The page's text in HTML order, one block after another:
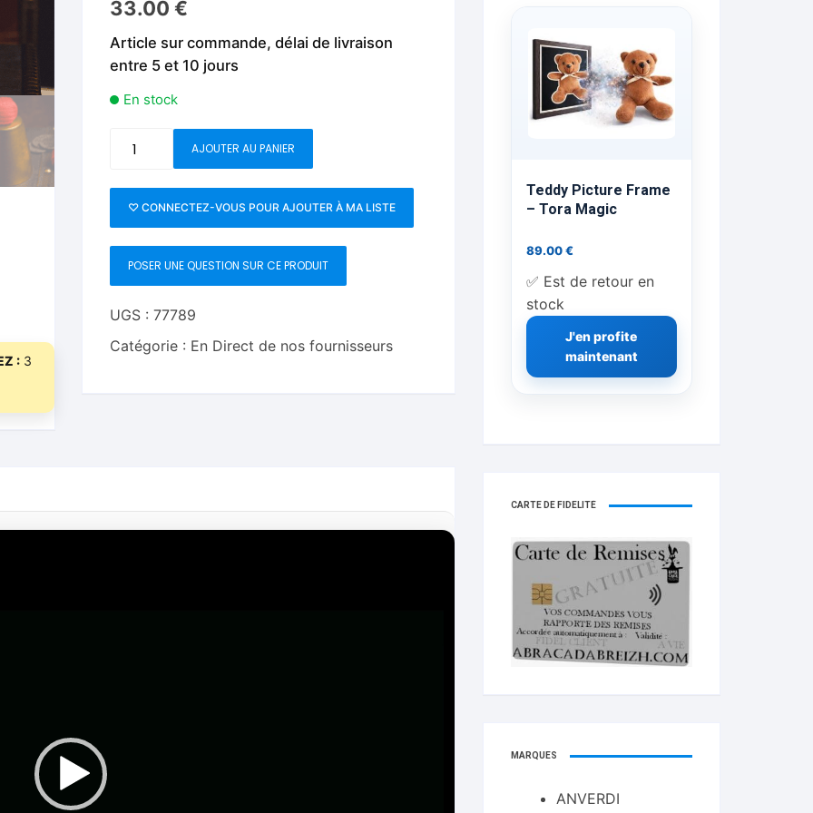
Foulards C.Up
Feu
Mentalisme salon et scène
Livres sur la Magie
Livres en Anglais
: 3
33.00€
Article sur commande, délai de livraison
entre 5 et 10 jours
En stock
2.0
(Gold
Metal)
Milo
&
Magic
AJOUTER AU PANIER
♡ CONNECTEZ-VOUS POUR AJOUTER À MA LISTE
POSER UNE QUESTION SUR CE PRODUIT
UGS :77789
Catégorie : En Direct de nos fournisseurs
Teddy Picture Frame
– Tora Magic
89.00€
✅ Est de retour en
stock
J'en profite
maintenant
CARTE DE FIDELITÉ
MARQUES
ANVERDI